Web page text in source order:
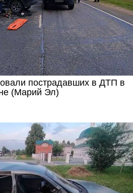
пострадавших в ДТП в
(Марий Эл)